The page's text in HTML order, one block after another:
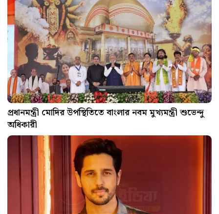
প্রধানমন্ত্রী মোদির উপস্থিতিতে বাংলার নবম মুখ্যমন্ত্রী শুভেন্দু
অধিকারী